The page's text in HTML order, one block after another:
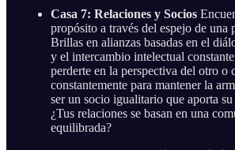
Casa 7: Relaciones y Socios
propósito a través del espejo de una
Brillas en alianzas basadas en el
y el intercambio intelectual
perderte en la perspectiva del otro o
constantemente para mantener la
ser un socio igualitario que aporta
¿Tus relaciones se basan en una
equilibrada?